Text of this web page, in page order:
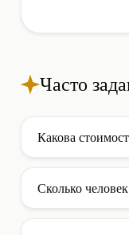
Часто
Какова
составляет
включены услуги
Сколько